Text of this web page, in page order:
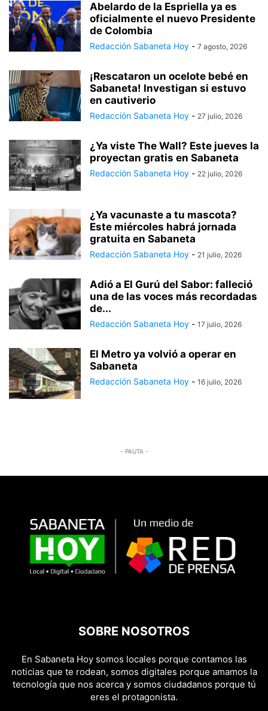
Abelardo de la Espriella ya es
oficialmente el nuevo Presidente
de Colombia
Redacción Sabaneta Hoy - 7 agosto, 2026
¡Rescataron un ocelote bebé en
Sabaneta! Investigan si estuvo
en cautiverio
Redacción Sabaneta Hoy - 27 julio, 2026
¿Ya viste The Wall? Este jueves la
proyectan gratis en Sabaneta
Redacción Sabaneta Hoy - 22 julio, 2026
¿Ya vacunaste a tu mascota?
Este miércoles habrá jornada
gratuita en Sabaneta
Redacción Sabaneta Hoy - 21 julio, 2026
Adió a El Gurú del Sabor: falleció
una de las voces más recordadas
de...
Redacción Sabaneta Hoy - 17 julio, 2026
El Metro ya volvió a operar en
Sabaneta
Redacción Sabaneta Hoy - 16 julio, 2026
- PAUTA -
SOBRE NOSOTROS
En Sabaneta Hoy somos locales porque contamos las
noticias que te rodean, somos digitales porque amamos la
tecnología que nos acerca y somos ciudadanos porque tú
eres el protagonista.